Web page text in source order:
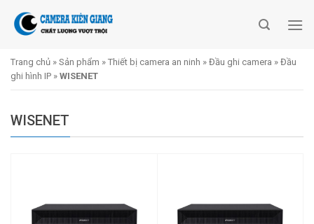
Trang chủ » Sản phẩm » Thiết bị camera an ninh » Đầu ghi camera » Đầu
ghi hình IP » WISENET
WISENET